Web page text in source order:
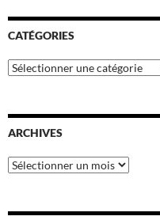
CATÉGORIES
Catégories
ARCHIVES
Archives